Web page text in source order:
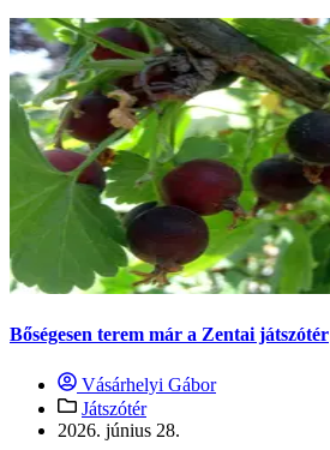
Bőségesen terem már a Zentai játszótér
Vásárhelyi Gábor
Játszótér
2026. június 28.